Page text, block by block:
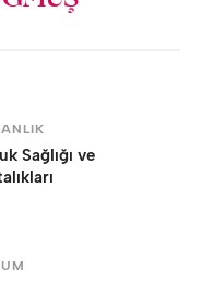
Sağlığı ve